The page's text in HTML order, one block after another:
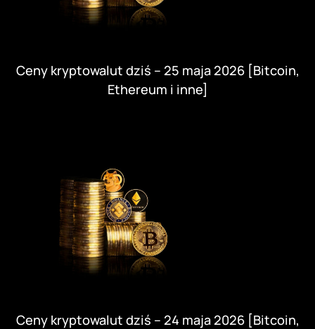
Ceny kryptowalut dziś – 25 maja 2026 [Bitcoin,
Ethereum i inne]
Ceny kryptowalut dziś – 24 maja 2026 [Bitcoin,